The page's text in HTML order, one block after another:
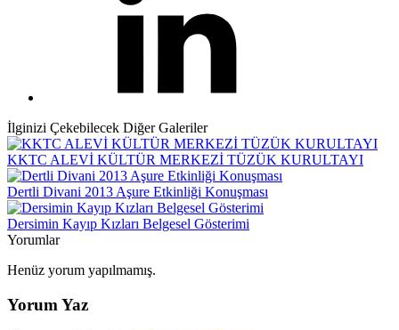
İlginizi Çekebilecek Diğer Galeriler
KKTC ALEVİ KÜLTÜR MERKEZİ TÜZÜK KURULTAYI
Dertli Divani 2013 Aşure Etkinliği Konuşması
Dersimin Kayıp Kızları Belgesel Gösterimi
Yorumlar
Henüz yorum yapılmamış.
Yorum Yaz